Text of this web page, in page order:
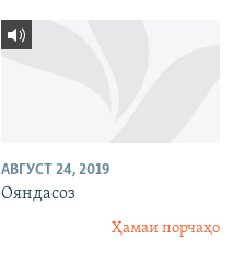
АВГУСТ 24, 2019
Ояндасоз
Ҳамаи порчаҳо